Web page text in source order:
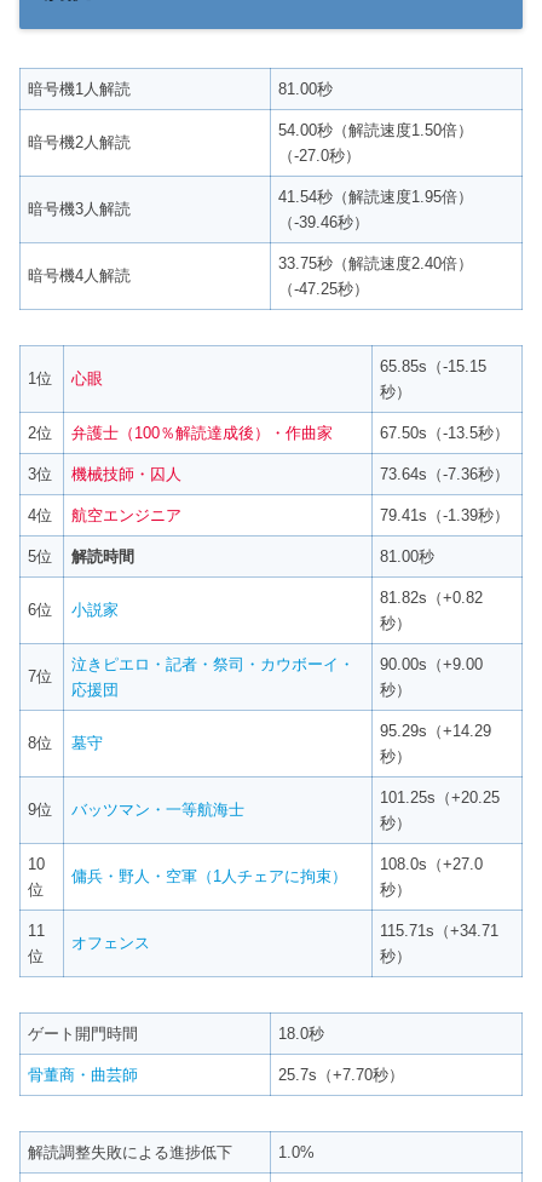
暗号機1人解読 81.00秒
暗号機2人解読
54.00秒（解読速度1.50倍）
（-27.0秒）
暗号機3人解読
41.54秒（解読速度1.95倍）
（-39.46秒）
暗号機4人解読
33.75秒（解読速度2.40倍）
（-47.25秒）
1位 心眼
65.85s（-15.15
秒）
2位 弁護士（100％解読達成後）・作曲家 67.50s（-13.5秒）
3位 機械技師・囚人 73.64s（-7.36秒）
4位 航空エンジニア 79.41s（-1.39秒）
5位 解読時間 81.00秒
6位 小説家
81.82s（+0.82
秒）
7位
泣きピエロ・記者・祭司・カウボーイ・
応援団
90.00s（+9.00
秒）
8位 墓守
95.29s（+14.29
秒）
9位 バッツマン・一等航海士
101.25s（+20.25
秒）
10
位
傭兵・野人・空軍（1人チェアに拘束）
108.0s（+27.0
秒）
11
位
オフェンス
115.71s（+34.71
秒）
ゲート開門時間 18.0秒
骨董商・曲芸師 25.7s（+7.70秒）
解読調整失敗による進捗低下 1.0%